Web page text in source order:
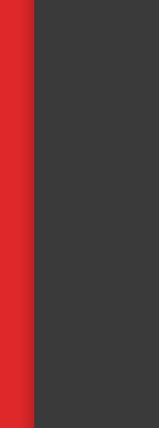
النواب
في